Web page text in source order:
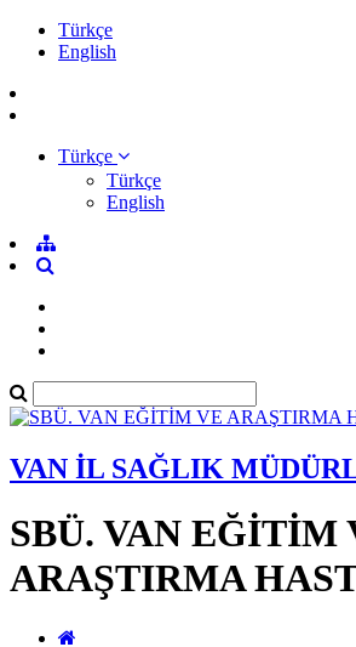
Türkçe
English
Türkçe
Türkçe
English
VAN İL SAĞLIK
SBÜ. VAN EĞİTİM
ARAŞTIRMA